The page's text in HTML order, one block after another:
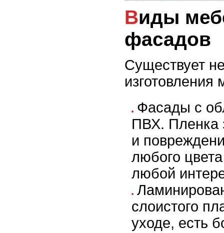
Виды мебельных
фасадов
Существует
Фасады с
ПВХ. Пленка
и
любого
любой
слоистого
уходе, есть